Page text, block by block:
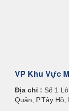
VP Khu Vực
Địa chỉ : Số 1
Quân, P.Tây Hồ,